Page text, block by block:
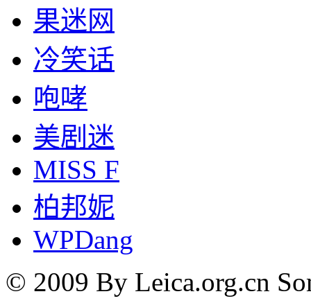
果迷网
冷笑话
咆哮
美剧迷
MISS F
柏邦妮
WPDang
© 2009 By Leica.org.cn